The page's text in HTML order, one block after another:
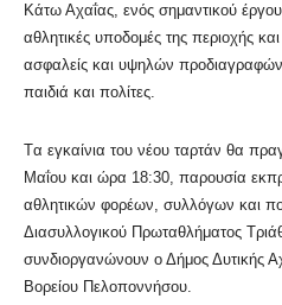
Κάτω Αχαΐας, ενός σημαντικού
αθλητικές υποδομές της περιοχής
ασφαλείς και υψηλών
παιδιά και πολίτες.
Tα εγκαίνια του νέου ταρτάν θα
Μαΐου και ώρα 18:30, παρουσία
αθλητικών φορέων, συλλόγων και
Διασυλλογικού Πρωταθλήματος
συνδιοργανώνουν ο Δήμος Δυτικής
Βορείου Πελοποννήσου.